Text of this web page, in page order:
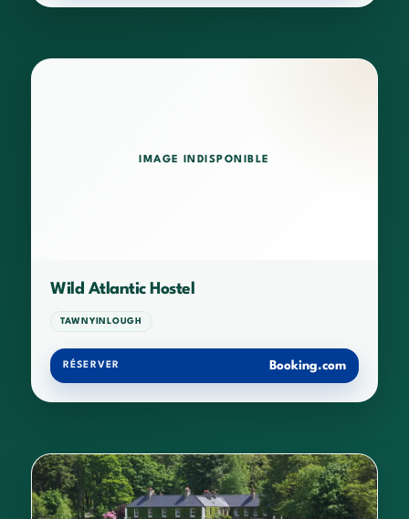
IMAGE INDISPONIBLE
Wild Atlantic Hostel
TAWNYINLOUGH
RÉSERVER Booking.com